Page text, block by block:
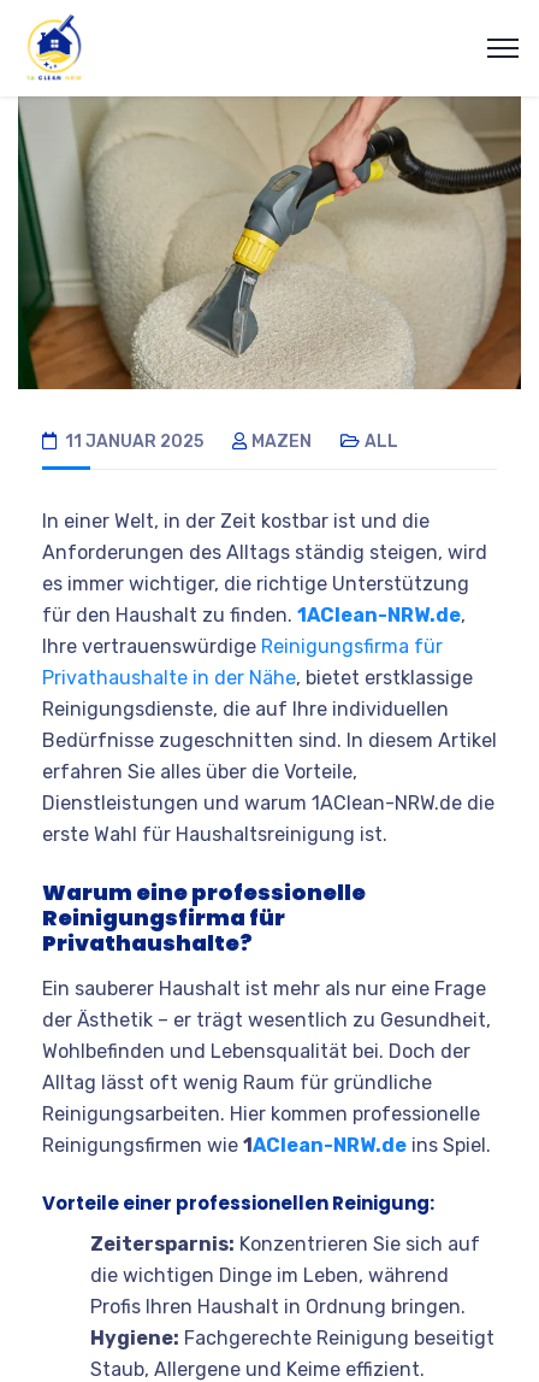
11 JANUAR 2025 MAZEN ALL
In einer Welt, in der Zeit kostbar ist und die
Anforderungen des Alltags ständig steigen, wird
es immer wichtiger, die richtige Unterstützung
für den Haushalt zu finden. 1AClean-NRW.de,
Ihre vertrauenswürdige Reinigungsfirma für
Privathaushalte in der Nähe, bietet erstklassige
Reinigungsdienste, die auf Ihre individuellen
Bedürfnisse zugeschnitten sind. In diesem Artikel
erfahren Sie alles über die Vorteile,
Dienstleistungen und warum 1AClean-NRW.de die
erste Wahl für Haushaltsreinigung ist.
Warum eine professionelle
Reinigungsfirma für
Privathaushalte?
Ein sauberer Haushalt ist mehr als nur eine Frage
der Ästhetik – er trägt wesentlich zu Gesundheit,
Wohlbefinden und Lebensqualität bei. Doch der
Alltag lässt oft wenig Raum für gründliche
Reinigungsarbeiten. Hier kommen professionelle
Reinigungsfirmen wie 1AClean-NRW.de ins Spiel.
Vorteile einer professionellen Reinigung:
Zeitersparnis: Konzentrieren Sie sich auf
die wichtigen Dinge im Leben, während
Profis Ihren Haushalt in Ordnung bringen.
Hygiene: Fachgerechte Reinigung beseitigt
Staub, Allergene und Keime effizient.